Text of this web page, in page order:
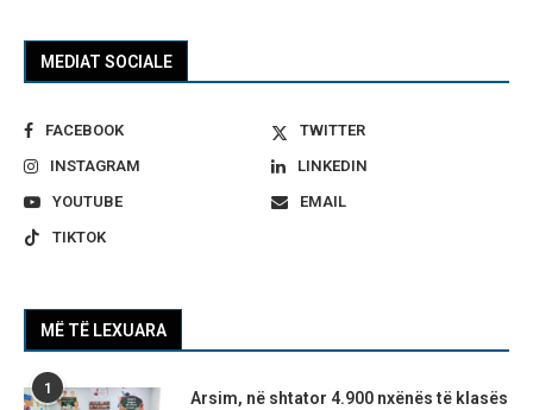
MEDIAT SOCIALE
FACEBOOK
TWITTER
INSTAGRAM
LINKEDIN
YOUTUBE
EMAIL
TIKTOK
MË TË LEXUARA
1
Arsim, në shtator 4.900 nxënës të klasës